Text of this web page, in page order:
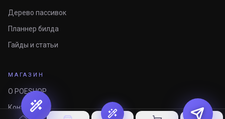
Дерево пассивок
Планнер билда
Гайды и статьи
МАГАЗИН
О POESHOP
Контакты